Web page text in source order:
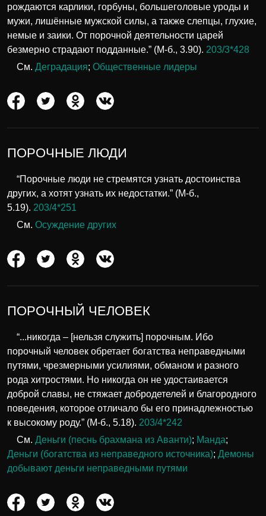
рождаются карлики, горбуны, большеголовые уроды и
мужи, лишённые мужской силы, а также слепцы, глухие,
немые и заики. От порочной деятельности царей
безмерно страдают подданные.” (М-б., 3.90). 203/3*428
См. Деградация; Общественные лидеры
ПОРОЧНЫЕ ЛЮДИ
“Порочные люди не стремятся узнать достоинства
других, а хотят узнать их недостатки.” (М-б.,
5.19). 203/4*251
См. Осуждение других
ПОРОЧНЫЙ ЧЕЛОВЕК
“...никогда – [нельзя служить] порочным. Ибо
порочный человек обретает богатства неправедными
путями, чрезмерными усилиями, обманом и разного
рода хитростями. Но никогда он не удостаивается
доброй славы, не стяжает добродетелей и благородного
поведения, которое отличало бы его принадлежностью
к высокому роду.” (М-б., 5.18). 203/4*242
См. Деньги (песнь брахмана из Аванти); Манда;
Деньги (богатства из неправедного источника); Демоны
добывают деньги неправедными путями